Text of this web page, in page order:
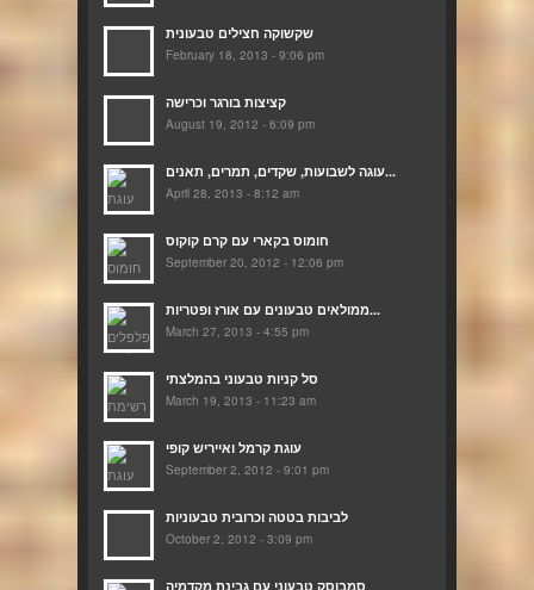
שקשוקה חצילים טבעונית
February 18, 2013 - 9:06 pm
קציצות בורגר וכרישה
August 19, 2012 - 6:09 pm
עוגה לשבועות, שקדים, תמרים, תאנים...
April 28, 2013 - 8:12 am
חומוס בקארי עם קרם קוקוס
September 20, 2012 - 12:06 pm
ממולאים טבעונים עם אורז ופטריות...
March 27, 2013 - 4:55 pm
סל קניות טבעוני בהמלצתי
March 19, 2013 - 11:23 am
עוגת קרמל ואייריש קופי
September 2, 2012 - 9:01 pm
לביבות בטטה וכרובית טבעוניות
October 2, 2012 - 3:09 pm
סמבוסק טבעוני עם גבינת מקדמיה